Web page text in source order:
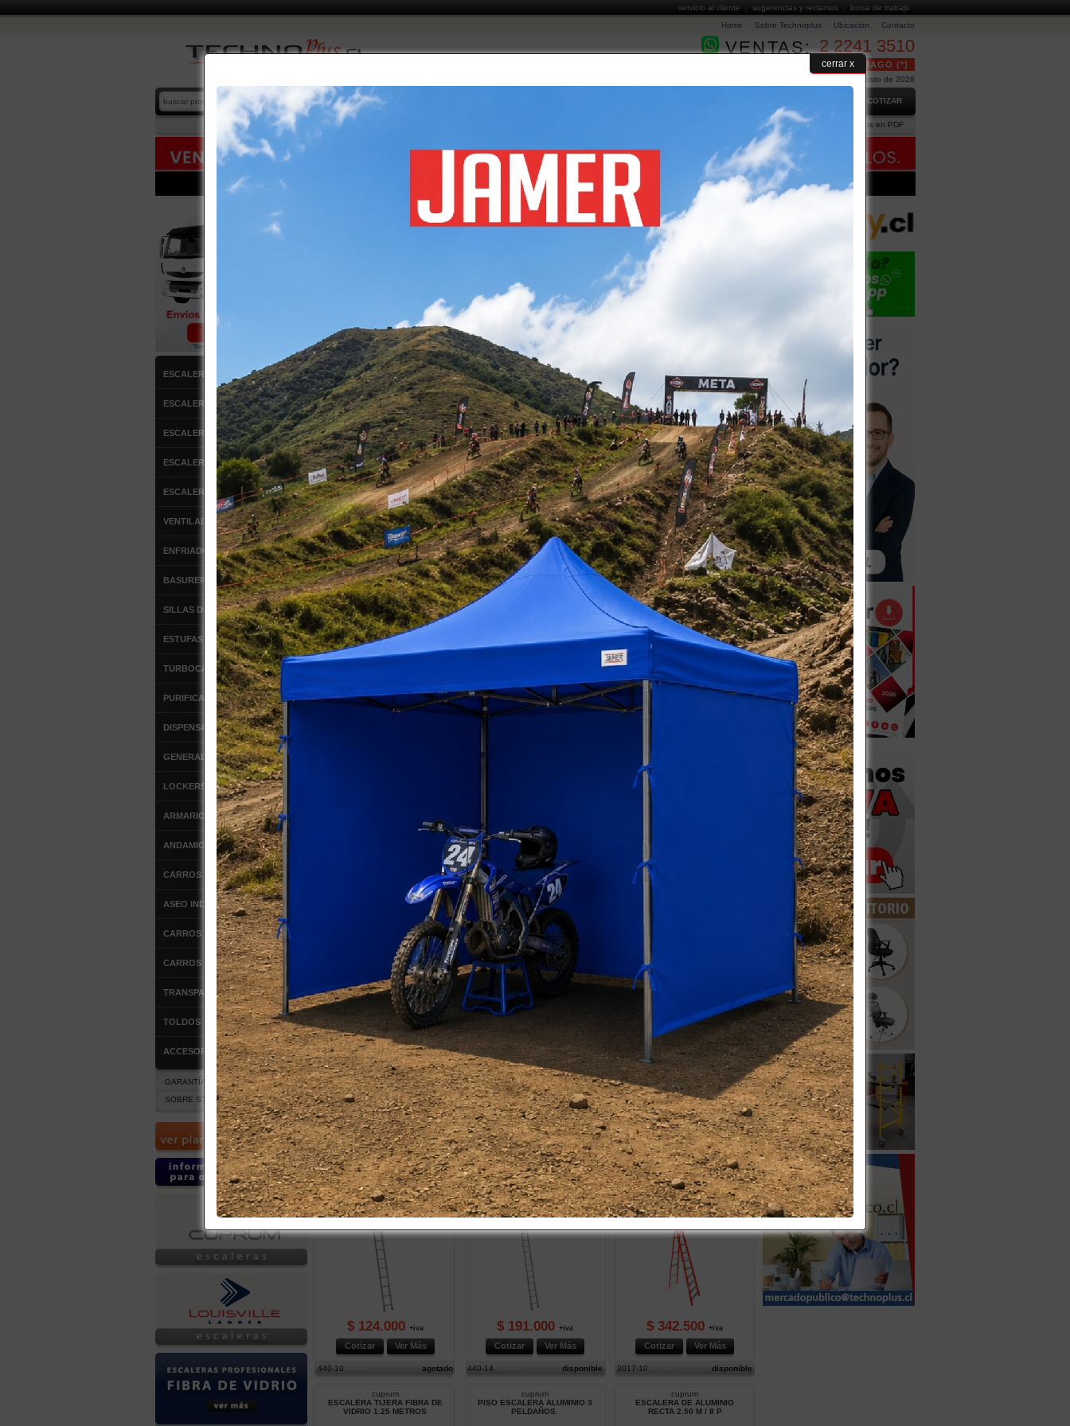
cerrar x
servicio al cliente sugerencias y reclamos
bolsa de trabajo
Home
Sobre Technoplus Ubicación Contacto
2 2241 3510
VENTAS:
DESPACHO EN 24 HORAS GRATUITO EN SANTIAGO (*)
Hoy es Jueves 6 de Agosto de 2026
MARCAS COMERCIALIZADAS COTIZAR
Información Comercial Ejecutivos Catálogos en PDF
ESCALERAS DE ALUMINIO
ESCALERAS FIBRA DE VIDRIO
ESCALERAS MULTIPROPOSITO
ESCALERA DE ATICO
ESCALERAS TIPO AVION
VENTILADORES
ENFRIADOR DE AIRE
BASUREROS
SILLAS DE OFICINA
ESTUFAS DE PATIO
TURBOCALEFACTORES
PURIFICADORES DE AIRE
DISPENSADORES
GENERADORES DE OZONO
LOCKERS METALICOS
ARMARIOS METALICOS
ANDAMIOS
CARROS DE SERVICIO
ASEO INDUSTRIAL
CARROS DE ALUMINIO
CARROS DE ACERO
TRANSPALETAS MANUALES
TOLDOS
ACCESORIOS
GARANTÍA Y POST VENTA
SOBRE STOCK DE PRODUCTOS
cuprum
ESCALERA TIJERA FIBRA DE
VIDRIO 3.66 M. / 12P
INDUSTRIAL
$ 430.500+iva
Cotizar Ver Más
3017-12 disponible
cuprum
ESCALERA ALUMINIO TIJERA 7
PELDAÑOS 2.13 M. CUPRUM
$ 124.000+iva
Cotizar Ver Más
2312-07 a pedido
$ 342.500+iva
Cotizar Ver Más
534-20 disponible
cuprum
ESCALERA DE ALUMINIO
TIJERA 1.83 M./ 6 P
$ 95.500
Ver Más
cuprum
ESCALERA TIJERA FIBRA DE
VIDRIO 1.55 METROS
$ 129.000+iva
Cotizar Ver Más
cuprum
ESCALERA TELESCOPICA
FIBRA DE VIDRIO SERIE 534
$ 387.500
Cotizar
$ 175.500
Ver Más
a pedido
$ 284.500+iva
Cotizar Ver Más
494-24 disponible
ESCALERA FIBRA DE VIDRIO
DOBLE ACCESO 2.44M / 8P
cuprum
ESCALERA FIBRA DE VIDRIO
TELESCOPICA 7.62 M.
$ 511.500+iva
Cotizar Ver Más
534-28 disponible
cuprum
ESCALERA TIJERA FIBRA DE
VIDRIO 1.86 METROS
$ 145.000+iva
Cotizar Ver Más
3217-06 disponible
ESCALERA TIJERA FIBRA DE
VIDRIO 2.44 METROS
$ 185.000+iva
Cotizar Ver Más
3217-08 disponible
cuprum
ESCALERA DE ALUMINIO
RECTA 3 M / 10 P.
$ 124.000 +iva
Cotizar Ver Más
440-10 agotado
cuprum
ESCALERA DE ALUMINIO
RECTA 4,20 M / 14 P
$ 191.000 +iva
Cotizar Ver Más
440-14 disponible
cuprum
ESC. TIJERA FIBRA DE VIDRIO
3,05 MT. 10P INDUSTRIAL
$ 342.500+iva
Cotizar Ver Más
3017-10 disponible
cuprum
ESCALERA TIJERA FIBRA DE
VIDRIO 1.25 METROS
cuprum
PISO ESCALERA ALUMINIO 3
PELDAÑOS.
cuprum
ESCALERA DE ALUMINIO
RECTA 2.50 M / 8 P